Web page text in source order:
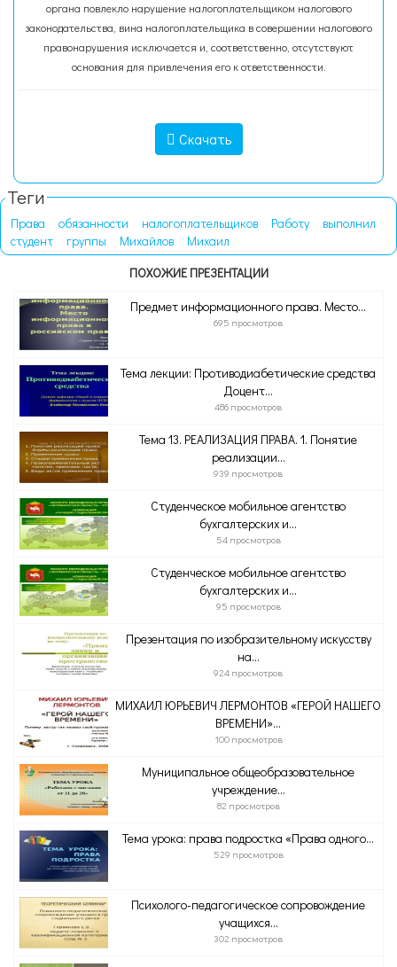
органа повлекло нарушение налогоплательщиком налогового
законодательства, вина налогоплательщика в совершении налогового
правонарушения исключается и, соответственно, отсутствуют
основания для привлечения его к ответственности.
Скачать
Теги
Права обязанности налогоплательщиков Работу
выполнил
студент
группы Михайлов
Михаил
ПОХОЖИЕ ПРЕЗЕНТАЦИИ
Предмет информационного права. Место...
695 просмотров
Тема лекции: Противодиабетические средства
Доцент...
486 просмотров
Тема 13. РЕАЛИЗАЦИЯ ПРАВА. 1. Понятие
реализации...
939 просмотров
Студенческое мобильное агентство
бухгалтерских и...
54 просмотров
Студенческое мобильное агентство
бухгалтерских и...
95 просмотров
Презентация по изобразительному искусству
на...
924 просмотров
МИХАИЛ ЮРЬЕВИЧ ЛЕРМОНТОВ «ГЕРОЙ НАШЕГО
ВРЕМЕНИ»...
100 просмотров
Муниципальное общеобразовательное
учреждение...
82 просмотров
Тема урока: права подростка «Права одного...
529 просмотров
Психолого-педагогическое сопровождение
учащихся...
302 просмотров